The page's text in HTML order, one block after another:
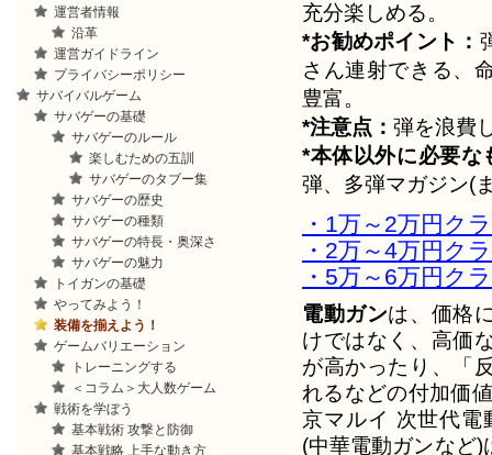
充分楽しめる。
*お勧めポイント：
さん連射できる、
豊富。
*注意点： 弾を浪費
*本体以外に必要な
弾、多弾マガジン(
・1万～2万円ク
・2万～4万円ク
・5万～6万円ク
電動ガンは、価格
けではなく、高価
が高かったり、「
れるなどの付加価
京マルイ 次世代電
(中華電動ガンなど)
運営者情報
沿革
運営ガイドライン
プライバシーポリシー
サバイバルゲーム
サバゲーの基礎
サバゲーのルール
楽しむための五訓
サバゲーのタブー集
サバゲーの歴史
サバゲーの種類
サバゲーの特長・奥深さ
サバゲーの魅力
トイガンの基礎
やってみよう！
装備を揃えよう！
ゲームバリエーション
トレーニングする
＜コラム＞大人数ゲーム
戦術を学ぼう
基本戦術 攻撃と防御
基本戦略 上手な動き方